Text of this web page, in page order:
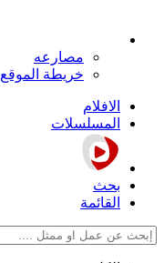
مصارعه
خريطة الموقع
الافلام
المسلسلات
بحث
القائمة